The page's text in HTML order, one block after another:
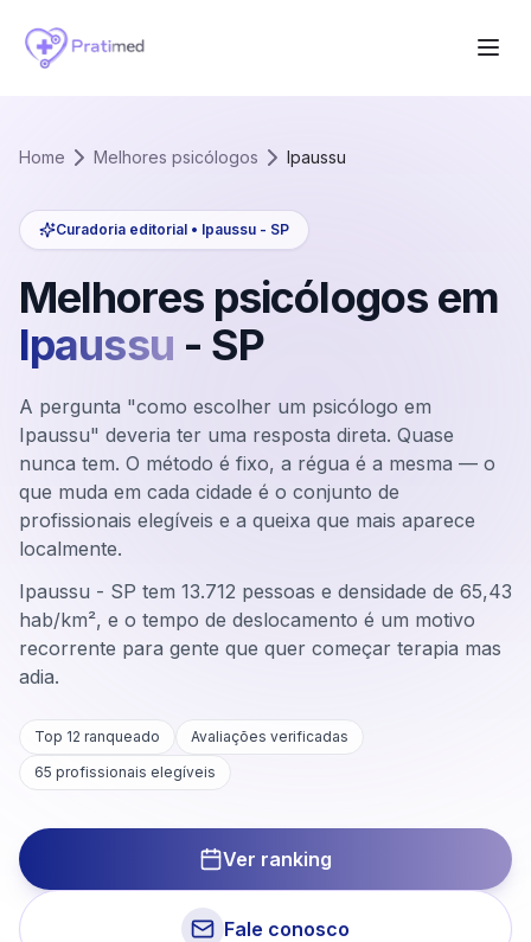
Home Melhores psicólogos Ipaussu
Curadoria editorial • Ipaussu - SP
Melhores psicólogos em
Ipaussu - SP
A pergunta "como escolher um psicólogo em
Ipaussu" deveria ter uma resposta direta. Quase
nunca tem. O método é fixo, a régua é a mesma — o
que muda em cada cidade é o conjunto de
profissionais elegíveis e a queixa que mais aparece
localmente.
Ipaussu - SP tem 13.712 pessoas e densidade de 65,43
hab/km², e o tempo de deslocamento é um motivo
recorrente para gente que quer começar terapia mas
adia.
Top 12 ranqueado
Avaliações verificadas
65 profissionais elegíveis
Ver ranking
Fale conosco